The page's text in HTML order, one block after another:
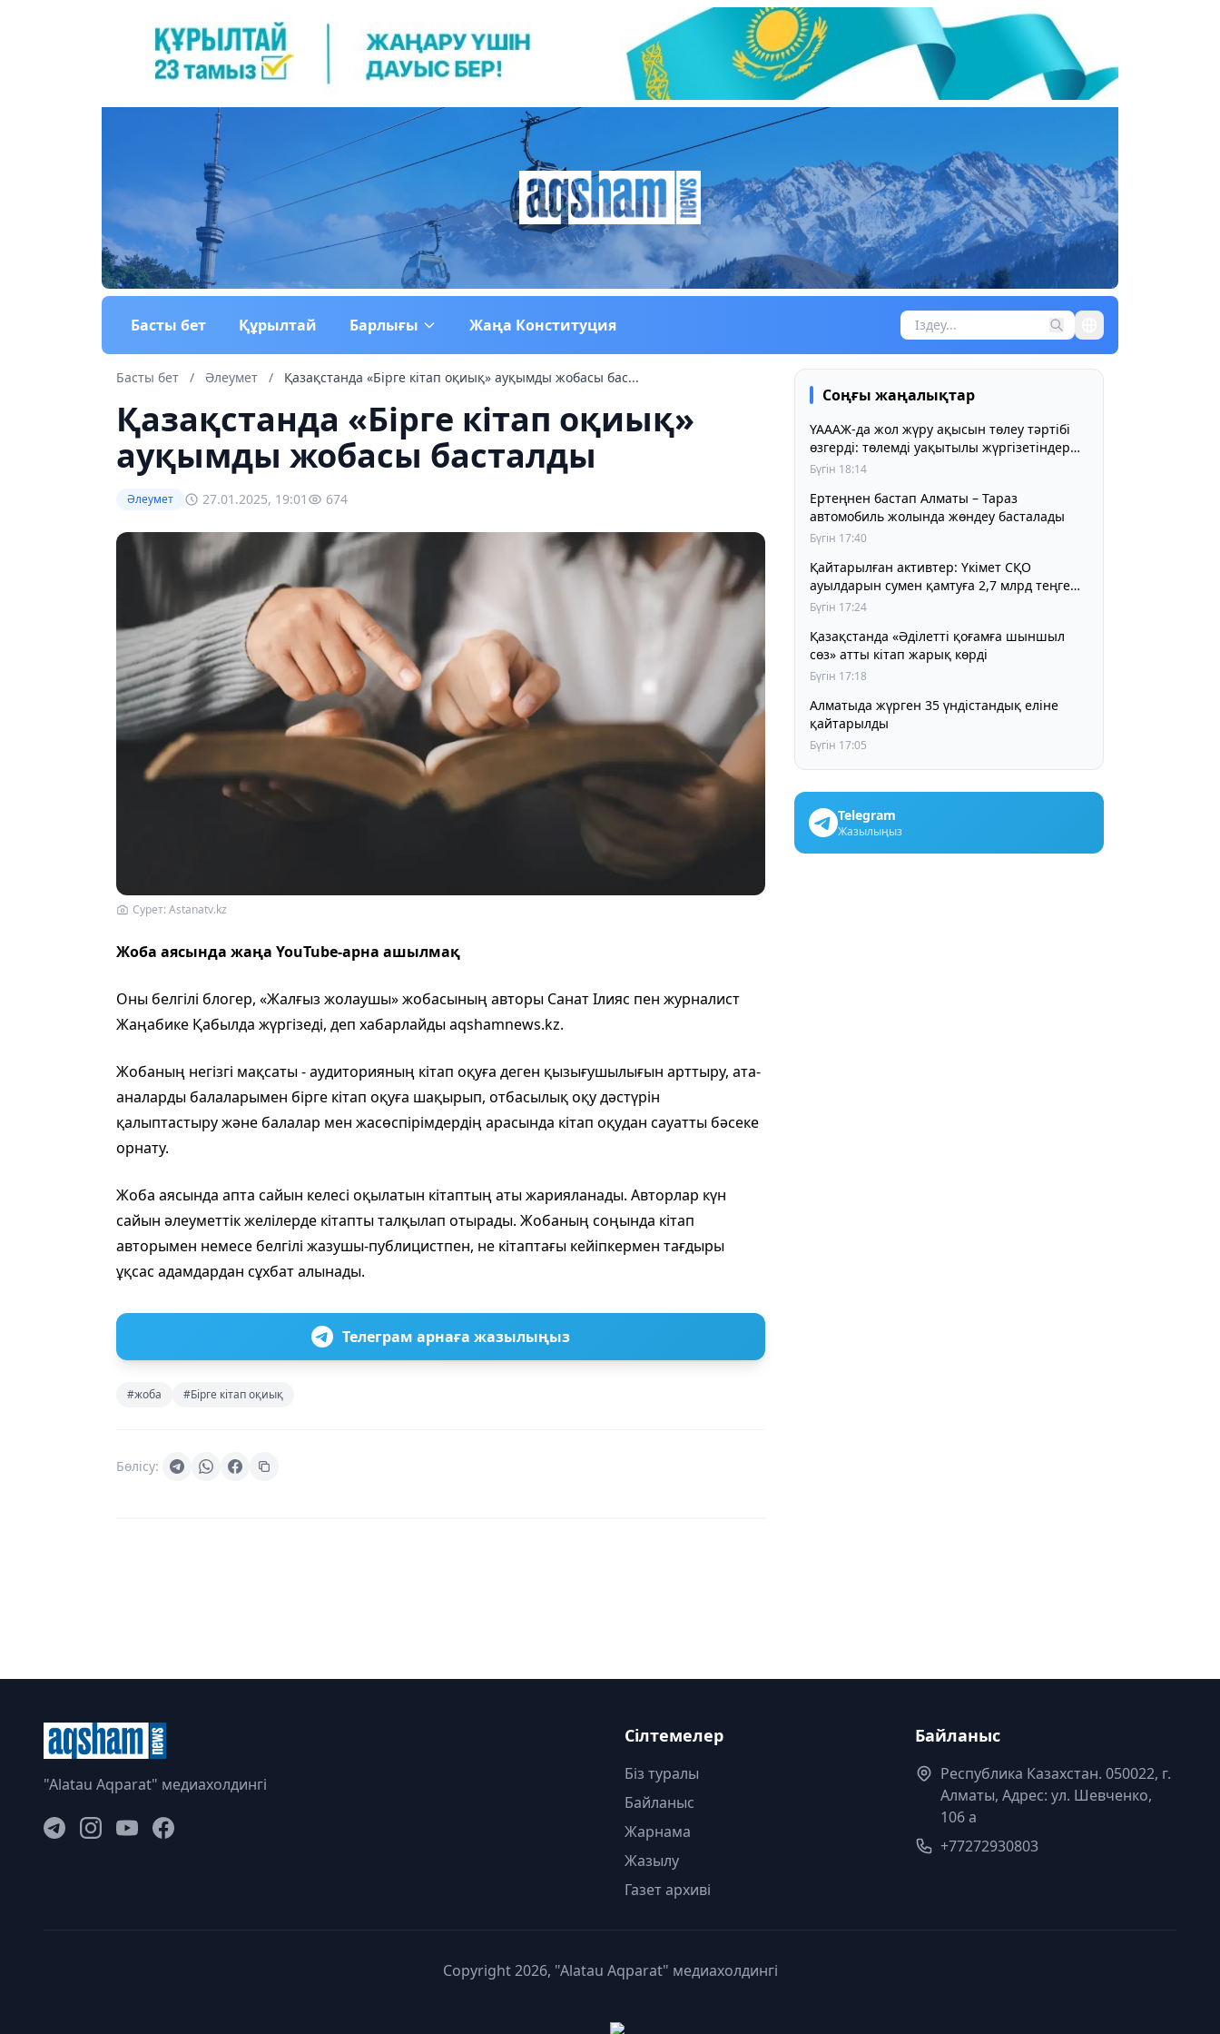
Басты бет Құрылтай Барлығы Жаңа Конституция
Басты бет / Әлеумет / Қазақстанда «Бірге кітап оқиық» ауқымды жобасы бас...
Қазақстанда «Бірге кітап оқиық»
ауқымды жобасы басталды
Әлеумет 27.01.2025, 19:01 674
Сурет: Astanatv.kz
Жоба аясында жаңа YouTube-арна ашылмақ
Оны белгілі блогер, «Жалғыз жолаушы» жобасының авторы Санат Ілияс пен журналист
Жаңабике Қабылда жүргізеді, деп хабарлайды aqshamnews.kz.
Жобаның негізгі мақсаты - аудиторияның кітап оқуға деген қызығушылығын арттыру, ата-
аналарды балаларымен бірге кітап оқуға шақырып, отбасылық оқу дәстүрін
қалыптастыру және балалар мен жасөспірімдердің арасында кітап оқудан сауатты бәсеке
орнату.
Жоба аясында апта сайын келесі оқылатын кітаптың аты жарияланады. Авторлар күн
сайын әлеуметтік желілерде кітапты талқылап отырады. Жобаның соңында кітап
авторымен немесе белгілі жазушы-публицистпен, не кітаптағы кейіпкермен тағдыры
ұқсас адамдардан сұхбат алынады.
Телеграм арнаға жазылыңыз
#жоба #Бірге кітап оқиық
Бөлісу:
Соңғы жаңалықтар
ҮАААЖ-да жол жүру ақысын төлеу тәртібі
өзгерді: төлемді уақытылы жүргізетіндер
үшін жол жүру құны бұрынғы деңгейде
Бүгін 18:14
Ертеңнен бастап Алматы – Тараз
автомобиль жолында жөндеу басталады
Бүгін 17:40
Қайтарылған активтер: Үкімет СҚО
ауылдарын сумен қамтуға 2,7 млрд теңге
бөлді
Бүгін 17:24
Қазақстанда «Әділетті қоғамға шыншыл
сөз» атты кітап жарық көрді
Бүгін 17:18
Алматыда жүрген 35 үндістандық еліне
қайтарылды
Бүгін 17:05
Telegram
Жазылыңыз
"Alatau Aqparat" медиахолдингі
Сілтемелер
Біз туралы
Байланыс
Жарнама
Жазылу
Газет архиві
Байланыс
Республика Казахстан. 050022, г.
Алматы, Адрес: ул. Шевченко,
106 а
+77272930803
Copyright 2026, "Alatau Aqparat" медиахолдингі